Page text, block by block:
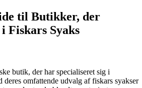
til Butikker, der
Fiskars Syaks
butik, der har specialiseret sig i
omfattende udvalg af fiskars syakser